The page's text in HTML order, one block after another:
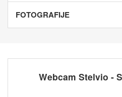
FOTOGRAFIJE
Webcam Stelvio -